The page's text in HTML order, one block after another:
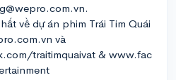
về dự án phim Trái Tim Quái
và
traitimquaivat & www.fac